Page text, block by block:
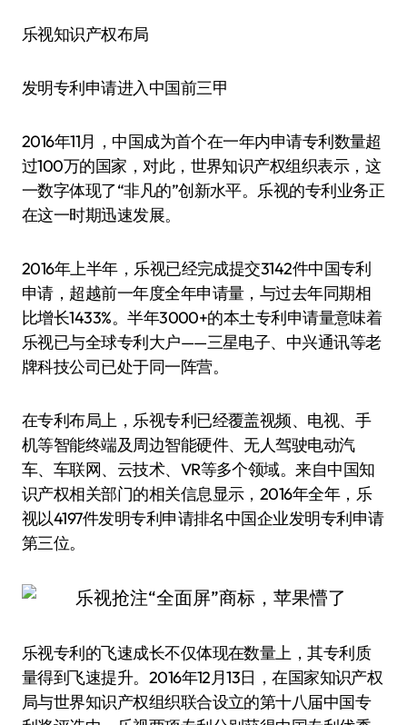
乐视知识产权布局
发明专利申请进入中国前三甲
2016年11月，中国成为首个在一年内申请专利数量超
过100万的国家，对此，世界知识产权组织表示，这
一数字体现了“非凡的”创新水平。乐视的专利业务正
在这一时期迅速发展。
2016年上半年，乐视已经完成提交3142件中国专利
申请，超越前一年度全年申请量，与过去年同期相
比增长1433%。半年3000+的本土专利申请量意味着
乐视已与全球专利大户——三星电子、中兴通讯等老
牌科技公司已处于同一阵营。
在专利布局上，乐视专利已经覆盖视频、电视、手
机等智能终端及周边智能硬件、无人驾驶电动汽
车、车联网、云技术、VR等多个领域。来自中国知
识产权相关部门的相关信息显示，2016年全年，乐
视以4197件发明专利申请排名中国企业发明专利申请
第三位。
乐视专利的飞速成长不仅体现在数量上，其专利质
量得到飞速提升。2016年12月13日，在国家知识产权
局与世界知识产权组织联合设立的第十八届中国专